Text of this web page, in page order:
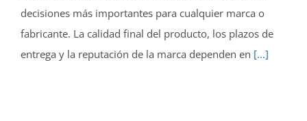
decisiones más importantes para cualquier marca o
fabricante. La calidad final del producto, los plazos de
entrega y la reputación de la marca dependen en [...]